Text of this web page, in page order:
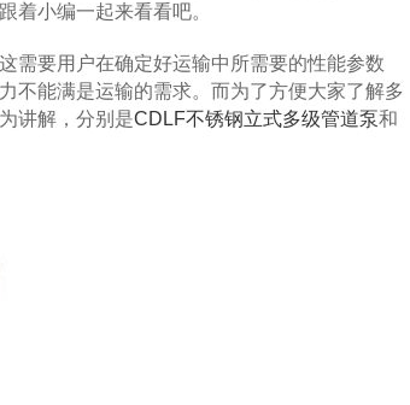
着小编一起来看看吧。
要用户在确定好运输中所需要的性能参数
不能满是运输的需求。而为了方便大家了解多
讲解，分别是CDLF不锈钢立式多级管道泵和